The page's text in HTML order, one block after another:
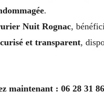
.
Nuit Rognac,
et transparent,
maintenant : 06 28 31